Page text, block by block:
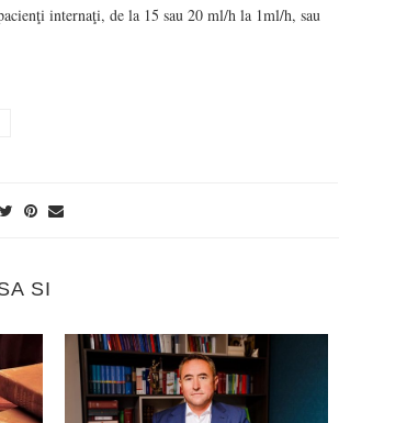
internaţi, de la 15 sau 20 ml/h la 1ml/h, sau
SI